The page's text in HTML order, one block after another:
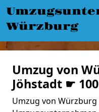
Würzburg
Umzug von
Jöhstadt ☛
Umzug von Würzburg